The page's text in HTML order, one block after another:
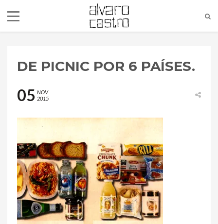
alvaro@alvarocastro.com
DE PICNIC POR 6 PAÍSES.
05 NOV
2015